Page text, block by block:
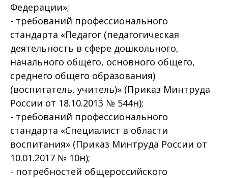
Федерации»;
- требований профессионального
стандарта «Педагог (педагогическая
деятельность в сфере дошкольного,
начального общего, основного общего,
среднего общего образования)
(воспитатель, учитель)» (Приказ Минтруда
России от 18.10.2013 № 544н);
- требований профессионального
стандарта «Специалист в области
воспитания» (Приказ Минтруда России от
10.01.2017 № 10н);
- потребностей общероссийского